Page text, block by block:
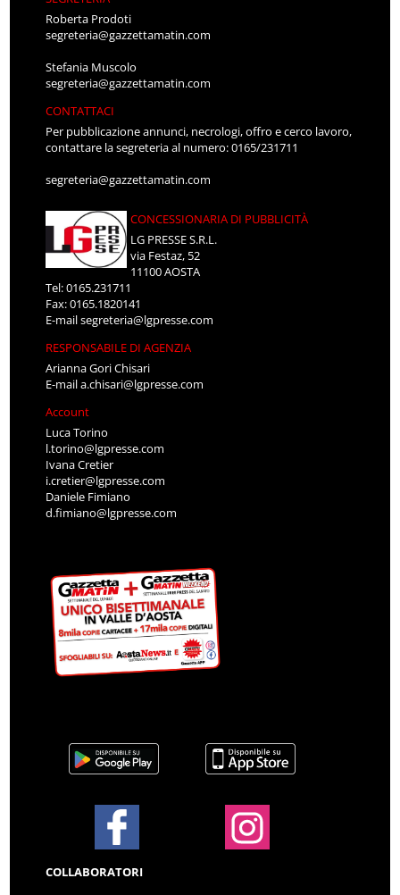
Roberta Prodoti
segreteria@gazzettamatin.com
Stefania Muscolo
segreteria@gazzettamatin.com
CONTATTACI
Per pubblicazione annunci, necrologi, offro e cerco lavoro,
contattare la segreteria al numero: 0165/231711
segreteria@gazzettamatin.com
CONCESSIONARIA DI PUBBLICITÀ
LG PRESSE S.R.L.
via Festaz, 52
11100 AOSTA
Tel: 0165.231711
Fax: 0165.1820141
E-mailsegreteria@lgpresse.com
RESPONSABILE DI AGENZIA
Arianna Gori Chisari
E-maila.chisari@lgpresse.com
Account
Luca Torino
l.torino@lgpresse.com
Ivana Cretier
i.cretier@lgpresse.com
Daniele Fimiano
d.fimiano@lgpresse.com
COLLABORATORI